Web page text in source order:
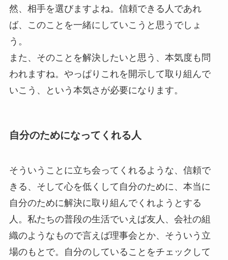
然、相手を選びますよね。信頼できる人であれ
ば、このことを一緒にしていこうと思うでしょ
う。
また、そのことを解決したいと思う、本気度も問
われますね。やっぱりこれを開示して取り組んで
いこう、という本気さが必要になります。
自分のためになってくれる人
そういうことに立ち会ってくれるような、信頼で
きる、そして心を低くして自分のために、本当に
自分のために解決に取り組んでくれようとする
人。私たちの普段の生活でいえば友人、会社の組
織のようなもので言えば理事会とか、そういう立
場のもとで。自分のしていることをチェックして